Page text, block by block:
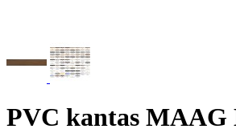
PVC kantas MAAG